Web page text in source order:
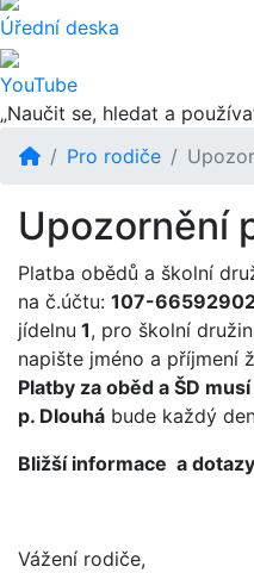
Úřední deska
YouTube
„Naučit se, hledat a
Pro rodiče
Upozornění
Platba obědů a školní
na č.účtu: 107-
jídelnu 1, pro školní
napište jméno a příjmení
Platby za oběd a ŠD
p. Dlouhá bude každý
Bližší informace a
Vážení rodiče,